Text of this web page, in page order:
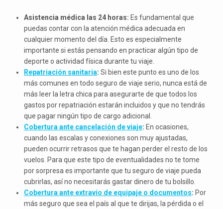
Asistencia médica las 24 horas: Es fundamental que
puedas contar con la atención médica adecuada en
cualquier momento del día. Esto es especialmente
importante si estás pensando en practicar algún tipo de
deporte o actividad física durante tu viaje.
Repatriación sanitaria: Si bien este punto es uno de los
más comunes en todo seguro de viaje serio, nunca está de
más leer la letra chica para asegurarte de que todos los
gastos por repatriación estarán incluidos y que no tendrás
que pagar ningún tipo de cargo adicional.
Cobertura ante cancelación de viaje: En ocasiones,
cuando las escalas y conexiones son muy ajustadas,
pueden ocurrir retrasos que te hagan perder el resto de los
vuelos. Para que este tipo de eventualidades no te tome
por sorpresa es importante que tu seguro de viaje pueda
cubrirlas, así no necesitarás gastar dinero de tu bolsillo.
Cobertura ante extravío de equipaje o documentos: Por
más seguro que sea el país al que te dirijas, la pérdida o el